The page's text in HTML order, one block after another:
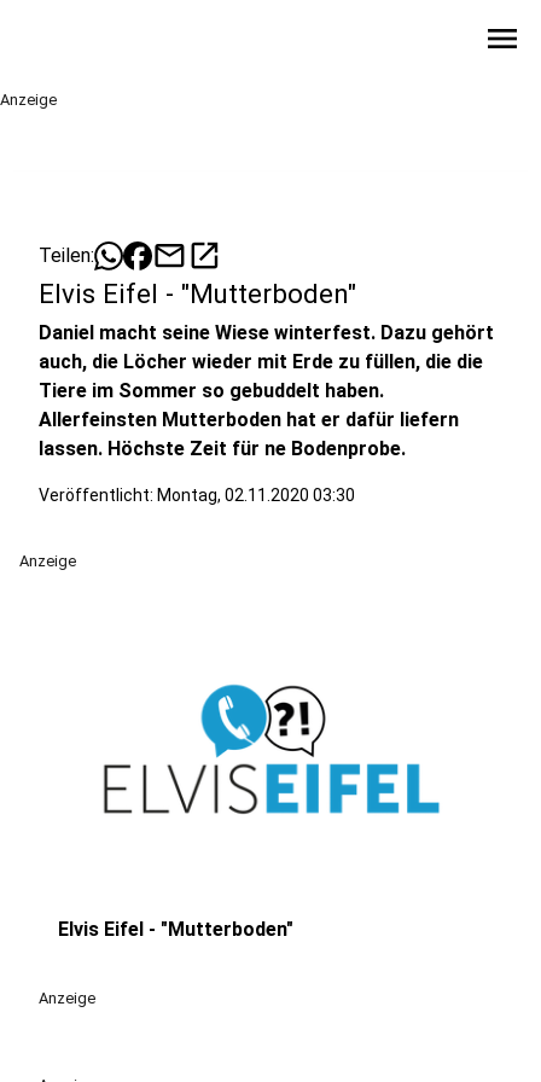
menu
Anzeige
Teilen: mailopen_in_new
Elvis Eifel - "Mutterboden"
Daniel macht seine Wiese winterfest. Dazu gehört
auch, die Löcher wieder mit Erde zu füllen, die die
Tiere im Sommer so gebuddelt haben.
Allerfeinsten Mutterboden hat er dafür liefern
lassen. Höchste Zeit für ne Bodenprobe.
Veröffentlicht: Montag, 02.11.2020 03:30
Anzeige
Elvis Eifel - "Mutterboden"
Anzeige